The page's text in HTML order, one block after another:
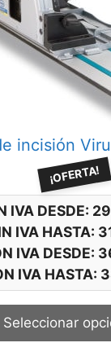
incisión
¡OFERTA!
IVA DESDE:
IVA HASTA:
IVA DESDE:
IVA HASTA:
Seleccionar